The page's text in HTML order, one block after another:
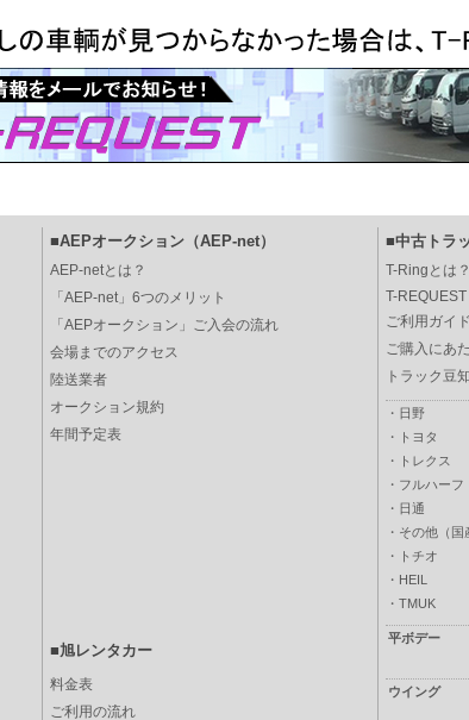
■AEPオークション（AEP-net） ■中古トラ
AEP-netとは？
「AEP-net」6つのメリット
「AEPオークション」ご入会の流れ
会場までのアクセス
陸送業者
オークション規約
年間予定表
T-Ringとは？
T-REQUEST
ご利用ガイド
ご購入にあ
トラック豆
・ 日野
・
トヨタ
・
トレクス
・ フルハーフ
・ 日通
・ その他（国
・
トチオ
・ HEIL
・ TMUK
平ボデー
ウイング
■旭レンタカー
料金表
ご利用の流れ